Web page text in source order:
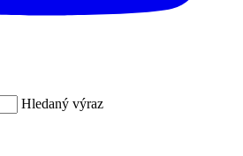
Hledaný výraz